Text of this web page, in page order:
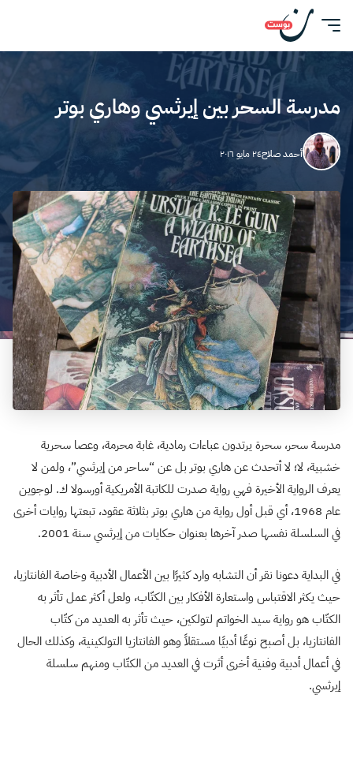
مدرسة السحر بين إيرثسي وهاري بوتر
أحمد صلاح٢٤ مايو ٢٠١٦
مدرسة سحر، سحرة يرتدون عباءات رمادية، غابة محرمة، وعصا سحرية
خشبية، لا؛ لا أتحدث عن هاري بوتر بل عن “ساحر من إيرثسي”، ولمن لا
يعرف الرواية الأخيرة فهي رواية صدرت للكاتبة الأمريكية أورسولا ك. لوجوين
عام 1968، أي قبل أول رواية من هاري بوتر بثلاثة عقود، تبعتها روايات أخرى
في السلسلة نفسها صدر آخرها بعنوان حكايات من إيرثسي سنة 2001.
في البداية دعونا نقر أن التشابه وارد كثيرًا بين الأعمال الأدبية وخاصة الفانتازيا،
حيث يكثر الاقتباس واستعارة الأفكار بين الكتّاب، ولعل أكثر عمل تأثر به
الكتّاب هو رواية سيد الخواتم لتولكين، حيث تأثر به العديد من كتّاب
الفانتازيا، بل أصبح نوعًا أدبيًا مستقلاً وهو الفانتازيا التولكينية، وكذلك الحال
في أعمال أدبية وفنية أخرى أثرت في العديد من الكتّاب ومنهم سلسلة
إيرثسي.